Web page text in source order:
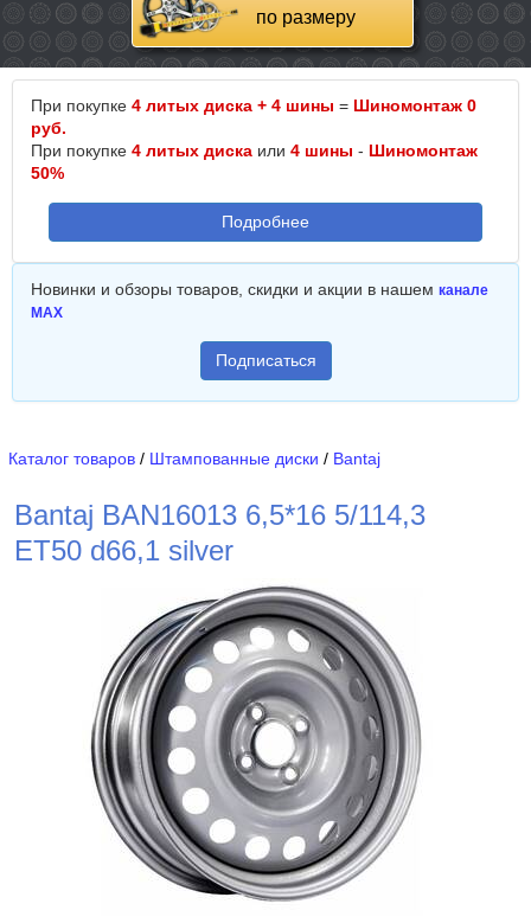
по размеру
При покупке 4 литых диска + 4 шины = Шиномонтаж 0
руб.
При покупке 4 литых диска или 4 шины - Шиномонтаж
50%
Подробнее
Новинки и обзоры товаров, скидки и акции в нашем канале
MAX
Подписаться
Каталог товаров / Штампованные диски / Bantaj
Bantaj BAN16013 6,5*16 5/114,3
ET50 d66,1 silver